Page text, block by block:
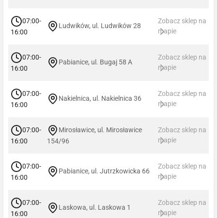
07:00-
16:00
Ludwików, ul. Ludwików 28
Zobacz sklep na
mapie
07:00-
16:00
Pabianice, ul. Bugaj 58 A
Zobacz sklep na
mapie
07:00-
16:00
Nakielnica, ul. Nakielnica 36
Zobacz sklep na
mapie
07:00-
16:00
Mirosławice, ul. Mirosławice
154/96
Zobacz sklep na
mapie
07:00-
16:00
Pabianice, ul. Jutrzkowicka 66
Zobacz sklep na
mapie
07:00-
16:00
Laskowa, ul. Laskowa 1
Zobacz sklep na
mapie